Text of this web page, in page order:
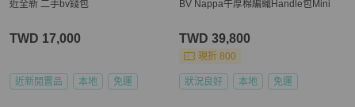
近全新 二手bv錢包
TWD 17,000
近新閒置品 本地 免運
BV Nappa牛厚棉編織Handle包Mini
TWD 39,800
現折 800
狀況良好 本地 免運